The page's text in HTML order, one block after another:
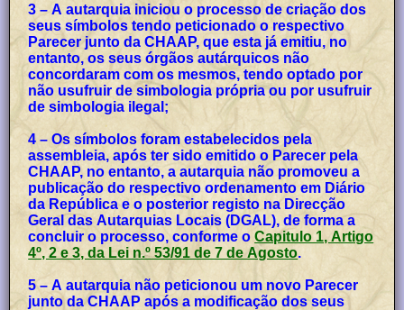
3 – A autarquia iniciou o processo de criação dos
seus símbolos tendo peticionado o respectivo
Parecer junto da CHAAP, que esta já emitiu, no
entanto, os seus órgãos autárquicos não
concordaram com os mesmos, tendo optado por
não usufruir de simbologia própria ou por usufruir
de simbologia ilegal;
4 – Os símbolos foram estabelecidos pela
assembleia, após ter sido emitido o Parecer pela
CHAAP, no entanto, a autarquia não promoveu a
publicação do respectivo ordenamento em Diário
da República e o posterior registo na Direcção
Geral das Autarquias Locais (DGAL), de forma a
concluir o processo, conforme oCapitulo 1, Artigo
4º, 2 e 3, da Lei n.º 53/91 de 7 de Agosto.
5 – A autarquia não peticionou um novo Parecer
junto da CHAAP após a modificação dos seus